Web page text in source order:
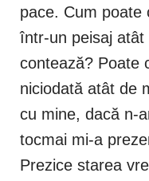
pace. Cum poate
într-un peisaj
contează? Poate
niciodată atât de
cu mine, dacă n-
tocmai mi-a
Prezice starea